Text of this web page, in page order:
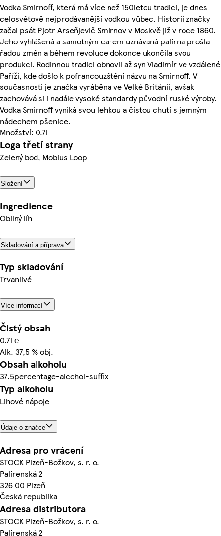
Vodka Smirnoff, která má více než 150letou tradici, je dnes
celosvětově nejprodávanější vodkou vůbec. Historii značky
začal psát Pjotr Arseňjevič Smirnov v Moskvě již v roce 1860.
Jeho vyhlášená a samotným carem uznávaná palírna prošla
řadou změn a během revoluce dokonce ukončila svou
produkci. Rodinnou tradici obnovil až syn Vladimír ve vzdálené
Paříži, kde došlo k pofrancouzštění názvu na Smirnoff. V
současnosti je značka vyráběna ve Velké Británii, avšak
zachovává si i nadále vysoké standardy původní ruské výroby.
Vodka Smirnoff vyniká svou lehkou a čistou chutí s jemným
nádechem pšenice.
Množství: 0.7l
Loga třetí strany
Zelený bod, Mobius Loop
Složení
Ingredience
Obilný líh
Skladování a příprava
Typ skladování
Trvanlivé
Více informací
Čistý obsah
0.7l ℮
Alk. 37,5 % obj.
Obsah alkoholu
37.5percentage-alcohol-suffix
Typ alkoholu
Lihové nápoje
Údaje o značce
Adresa pro vrácení
STOCK Plzeň-Božkov, s. r. o.
Palírenská 2
326 00 Plzeň
Česká republika
Adresa distributora
STOCK Plzeň-Božkov, s. r. o.
Palírenská 2